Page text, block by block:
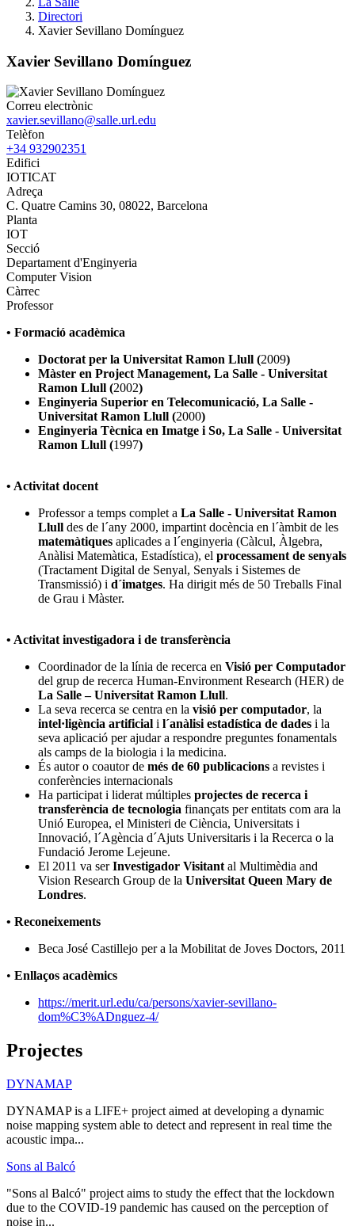
Directori
Xavier Sevillano Domínguez
Xavier Sevillano Domínguez
Correu electrònic
xavier.sevillano@salle.url.edu
Telèfon
+34 932902351
Edifici
IOTICAT
Adreça
C. Quatre Camins 30, 08022, Barcelona
Planta
IOT
Secció
Departament d'Enginyeria
Computer Vision
Càrrec
Professor
• Formació acadèmica
Doctorat per la Universitat Ramon Llull (2009)
Màster en Project Management, La Salle - Universitat
Ramon Llull (2002)
Enginyeria Superior en Telecomunicació, La Salle -
Universitat Ramon Llull (2000)
Enginyeria Tècnica en Imatge i So, La Salle - Universitat
Ramon Llull (1997)
• Activitat docent
Professor a temps complet a La Salle - Universitat Ramon
Llull des de l´any 2000, impartint docència en l´àmbit de les
matemàtiques aplicades a l´enginyeria (Càlcul, Àlgebra,
Anàlisi Matemàtica, Estadística), el processament de senyals
(Tractament Digital de Senyal, Senyals i Sistemes de
Transmissió) i d´imatges. Ha dirigit més de 50 Treballs Final
de Grau i Màster.
• Activitat investigadora i de transferència
Coordinador de la línia de recerca en Visió per Computador
del grup de recerca Human-Environment Research (HER) de
La Salle – Universitat Ramon Llull.
La seva recerca se centra en la visió per computador, la
intel·ligència artificial i l´anàlisi estadística de dades i la
seva aplicació per ajudar a respondre preguntes fonamentals
als camps de la biologia i la medicina.
És autor o coautor de més de 60 publicacions a revistes i
conferències internacionals
Ha participat i liderat múltiples projectes de recerca i
transferència de tecnologia finançats per entitats com ara la
Unió Europea, el Ministeri de Ciència, Universitats i
Innovació, l´Agència d´Ajuts Universitaris i la Recerca o la
Fundació Jerome Lejeune.
El 2011 va serInvestigador Visitantal Multimèdia and
Vision Research Group de la Universitat Queen Mary de
Londres.
• Reconeixements
Beca José Castillejo per a la Mobilitat de Joves Doctors, 2011
• Enllaços acadèmics
https://merit.url.edu/ca/persons/xavier-sevillano-
dom%C3%ADnguez-4/
Projectes
DYNAMAP
DYNAMAP is a LIFE+ project aimed at developing a dynamic
noise mapping system able to detect and represent in real time the
acoustic impa...
Sons al Balcó
"Sons al Balcó" project aims to study the effect that the lockdown
due to the COVID-19 pandemic has caused on the perception of
noise in...